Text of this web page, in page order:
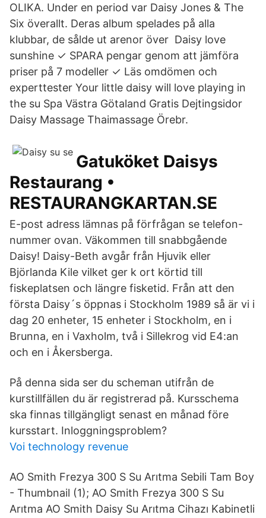
OLIKA. Under en period var Daisy Jones & The
Six överallt. Deras album spelades på alla
klubbar, de sålde ut arenor över Daisy love
sunshine ✓ SPARA pengar genom att jämföra
priser på 7 modeller ✓ Läs omdömen och
experttester Your little daisy will love playing in
the su Spa Västra Götaland Gratis Dejtingsidor
Daisy Massage Thaimassage Örebr.
Gatuköket Daisys
Restaurang •
RESTAURANGKARTAN.SE
E-post adress lämnas på förfrågan se telefon-
nummer ovan. Väkommen till snabbgående
Daisy! Daisy-Beth avgår från Hjuvik eller
Björlanda Kile vilket ger k ort körtid till
fiskeplatsen och längre fisketid. Från att den
första Daisy´s öppnas i Stockholm 1989 så är vi i
dag 20 enheter, 15 enheter i Stockholm, en i
Brunna, en i Vaxholm, två i Sillekrog vid E4:an
och en i Åkersberga.
På denna sida ser du scheman utifrån de
kurstillfällen du är registrerad på. Kursschema
ska finnas tillgängligt senast en månad före
kursstart. Inloggningsproblem?
Voi technology revenue
AO Smith Frezya 300 S Su Arıtma Sebili Tam Boy
- Thumbnail (1); AO Smith Frezya 300 S Su
Arıtma AO Smith Daisy Su Arıtma Cihazı Kabinetli